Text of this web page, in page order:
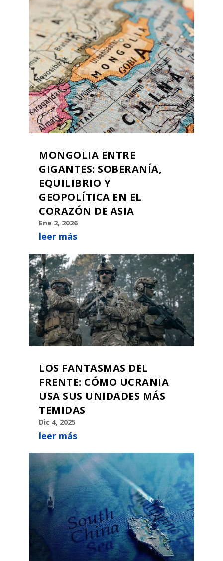
MONGOLIA ENTRE
GIGANTES: SOBERANÍA,
EQUILIBRIO Y
GEOPOLÍTICA EN EL
CORAZÓN DE ASIA
Ene 2, 2026
leer más
LOS FANTASMAS DEL
FRENTE: CÓMO UCRANIA
USA SUS UNIDADES MÁS
TEMIDAS
Dic 4, 2025
leer más